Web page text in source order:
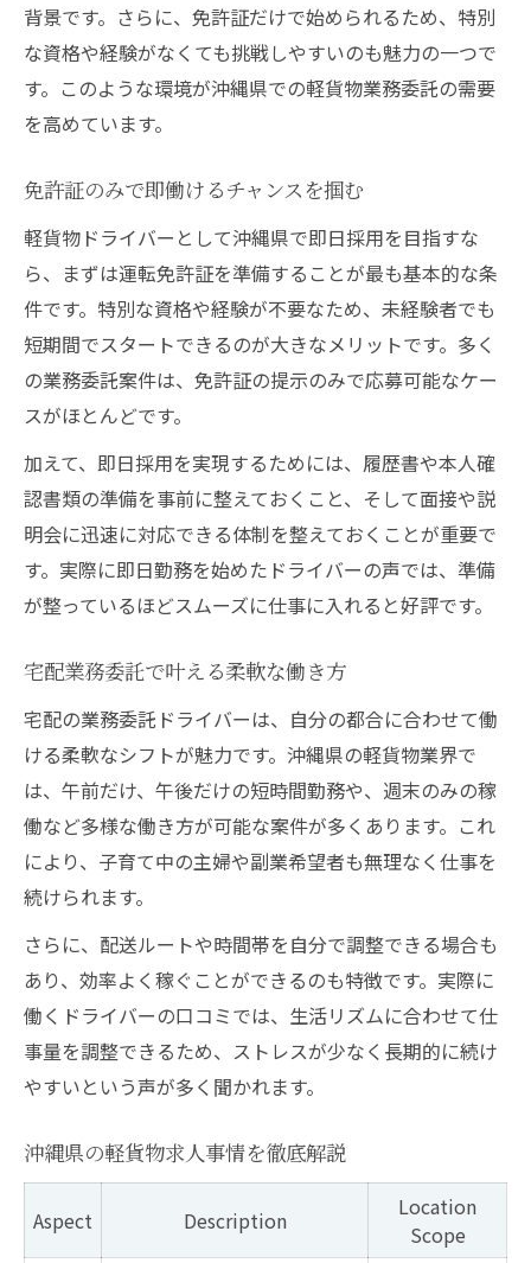
背景です。さらに、免許証だけで始められるため、特別
な資格や経験がなくても挑戦しやすいのも魅力の一つで
す。このような環境が沖縄県での軽貨物業務委託の需要
を高めています。
免許証のみで即働けるチャンスを掴む
軽貨物ドライバーとして沖縄県で即日採用を目指すな
ら、まずは運転免許証を準備することが最も基本的な条
件です。特別な資格や経験が不要なため、未経験者でも
短期間でスタートできるのが大きなメリットです。多く
の業務委託案件は、免許証の提示のみで応募可能なケー
スがほとんどです。
加えて、即日採用を実現するためには、履歴書や本人確
認書類の準備を事前に整えておくこと、そして面接や説
明会に迅速に対応できる体制を整えておくことが重要で
す。実際に即日勤務を始めたドライバーの声では、準備
が整っているほどスムーズに仕事に入れると好評です。
宅配業務委託で叶える柔軟な働き方
宅配の業務委託ドライバーは、自分の都合に合わせて働
ける柔軟なシフトが魅力です。沖縄県の軽貨物業界で
は、午前だけ、午後だけの短時間勤務や、週末のみの稼
働など多様な働き方が可能な案件が多くあります。これ
により、子育て中の主婦や副業希望者も無理なく仕事を
続けられます。
さらに、配送ルートや時間帯を自分で調整できる場合も
あり、効率よく稼ぐことができるのも特徴です。実際に
働くドライバーの口コミでは、生活リズムに合わせて仕
事量を調整できるため、ストレスが少なく長期的に続け
やすいという声が多く聞かれます。
沖縄県の軽貨物求人事情を徹底解説
Aspect Description
Location
Scope